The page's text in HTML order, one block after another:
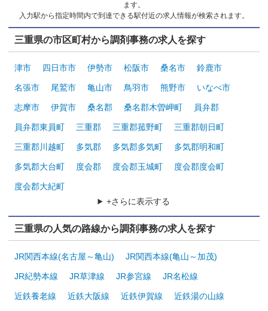
ます。
入力駅から指定時間内で到達できる駅付近の求人情報が検索されます。
三重県の市区町村から調剤事務の求人を探す
津市 四日市市 伊勢市 松阪市 桑名市 鈴鹿市
名張市 尾鷲市 亀山市 鳥羽市 熊野市 いなべ市
志摩市 伊賀市 桑名郡 桑名郡木曽岬町 員弁郡
員弁郡東員町 三重郡 三重郡菰野町 三重郡朝日町
三重郡川越町 多気郡 多気郡多気町 多気郡明和町
多気郡大台町 度会郡 度会郡玉城町 度会郡度会町
度会郡大紀町
+さらに表示する
三重県の人気の路線から調剤事務の求人を探す
JR関西本線(名古屋～亀山) JR関西本線(亀山～加茂)
JR紀勢本線 JR草津線 JR参宮線 JR名松線
近鉄養老線 近鉄大阪線 近鉄伊賀線 近鉄湯の山線